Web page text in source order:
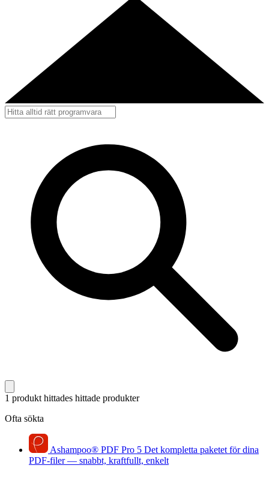
1 produkt hittades hittade produkter
Ofta sökta
Ashampoo® PDF Pro 5 Det kompletta paketet för dina
PDF-filer — snabbt, kraftfullt, enkelt